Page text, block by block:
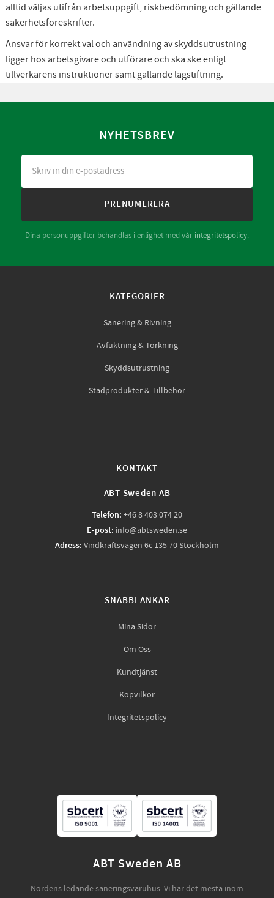
alltid väljas utifrån arbetsuppgift, riskbedömning och gällande
säkerhetsföreskrifter.
Ansvar för korrekt val och användning av skyddsutrustning
ligger hos arbetsgivare och utförare och ska ske enligt
tillverkarens instruktioner samt gällande lagstiftning.
NYHETSBREV
PRENUMERERA
Dina personuppgifter behandlas i enlighet med vår integritetspolicy.
KATEGORIER
Sanering & Rivning
Avfuktning & Torkning
Skyddsutrustning
Städprodukter & Tillbehör
KONTAKT
ABT Sweden AB
Telefon: +46 8 403 074 20
E-post: info@abtsweden.se
Adress: Vindkraftsvägen 6c 135 70 Stockholm
SNABBLÄNKAR
Mina Sidor
Om Oss
Kundtjänst
Köpvilkor
Integritetspolicy
ABT Sweden AB
Nordens ledande saneringsvaruhus. Vi har det mesta inom